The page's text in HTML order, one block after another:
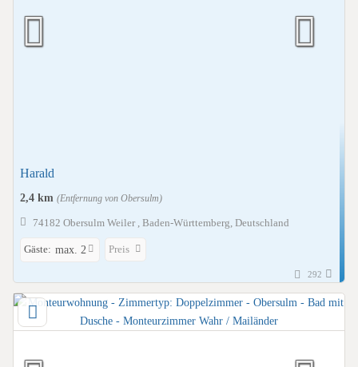
Harald
2,4 km (Entfernung von Obersulm)
74182 Obersulm Weiler , Baden-Württemberg, Deutschland
Gäste: max. 2 Preis
292